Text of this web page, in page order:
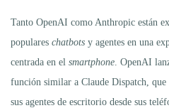
Tanto OpenAI como Anthropic están
populares chatbots y agentes en una
centrada en el smartphone . OpenAI
función similar a Claude Dispatch,
sus agentes de escritorio desde sus